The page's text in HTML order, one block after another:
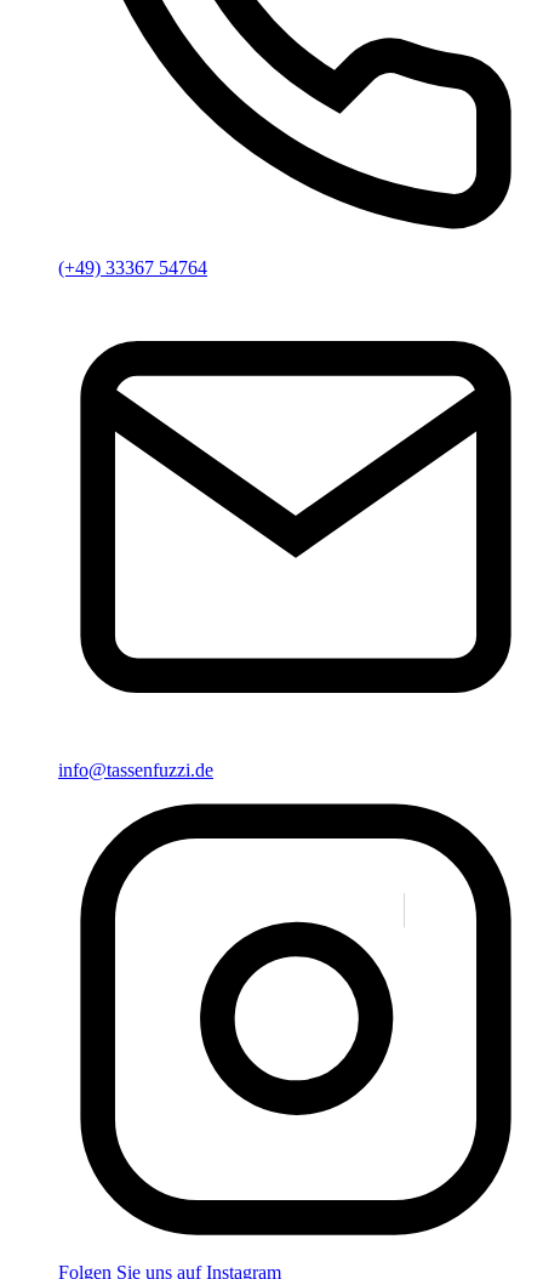
(+49) 33367 54764
info@tassenfuzzi.de
Folgen Sie uns auf Instagram